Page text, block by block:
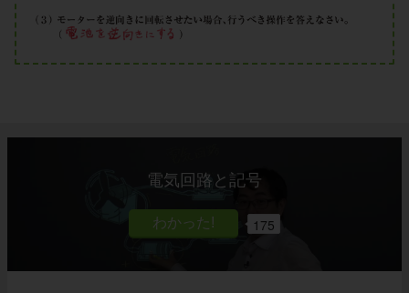
電気回路と記号
175